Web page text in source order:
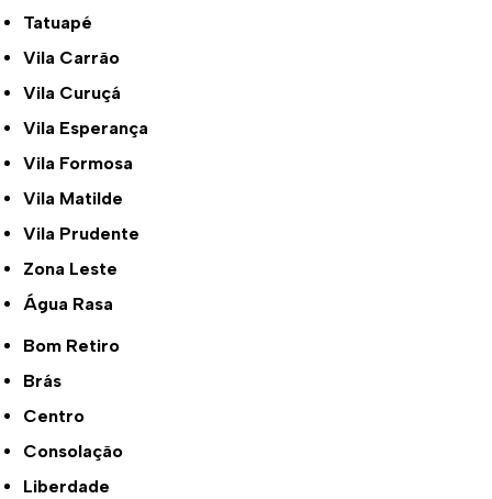
Tatuapé
Vila Carrão
Vila Curuçá
Vila Esperança
Vila Formosa
Vila Matilde
Vila Prudente
Zona Leste
Água Rasa
Bom Retiro
Brás
Centro
Consolação
Liberdade